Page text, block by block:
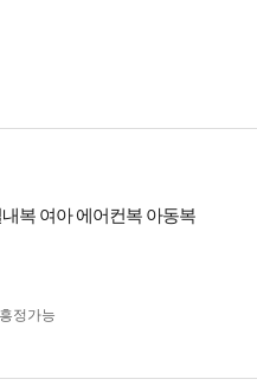
복 여아 에어컨복 아동복
흥정가능